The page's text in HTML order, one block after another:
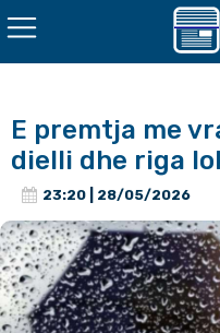
E premtja me
dielli dhe riga
23:20 | 28/05/2026